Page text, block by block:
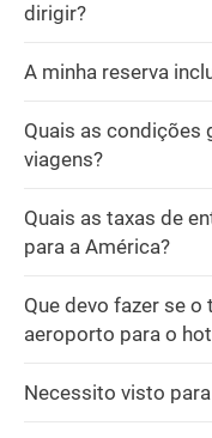
dirigir?
A minha reserva
Quais as condições
viagens?
Quais as taxas de
para a América?
Que devo fazer se
aeroporto para o
Necessito visto